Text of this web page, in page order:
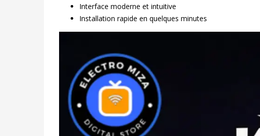
Interface moderne et intuitive
Installation rapide en quelques minutes